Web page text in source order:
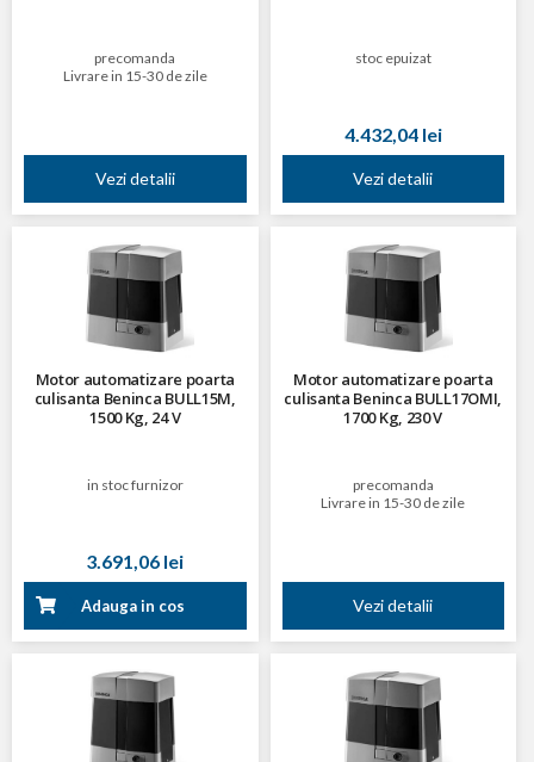
precomanda
Livrare in 15-30 de zile
Vezi detalii
stoc epuizat
4.432,04 lei
Vezi detalii
Motor automatizare poarta
culisanta Beninca BULL15M,
1500 Kg, 24 V
in stoc furnizor
3.691,06 lei
Adauga in cos
Motor automatizare poarta
culisanta Beninca BULL17OMI,
1700 Kg, 230 V
precomanda
Livrare in 15-30 de zile
Vezi detalii